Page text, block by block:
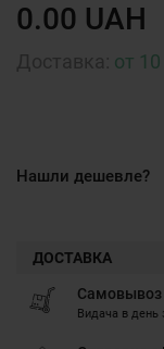
0.00 UAH
от
Нашли дешевле?
ДОСТАВКА
Самовывоз
Видача в день